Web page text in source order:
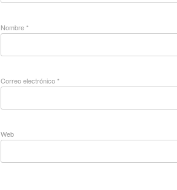
Nombre*
Correo electrónico*
Web